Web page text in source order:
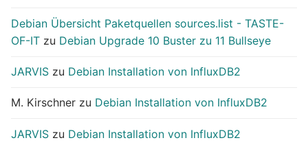
Debian Übersicht Paketquellen sources.list - TASTE-
OF-IT zu Debian Upgrade 10 Buster zu 11 Bullseye
JARVIS zu Debian Installation von InfluxDB2
M. Kirschner zu Debian Installation von InfluxDB2
JARVIS zu Debian Installation von InfluxDB2